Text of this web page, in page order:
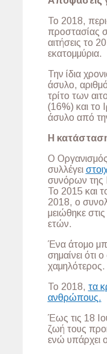
Το 2018,
προστασίας
αιτήσεις το
εκατομμύρια.
Την ίδια
άσυλο,
τρίτο των
(16%) και το
άσυλο από
Η
Ο
συλλέγει
συνόρων της
Το 2015 και
2018, ο
μειώθηκε στις
ετών.
Ένα άτομο
σημαίνει
χαμηλότερος.
Το 2018, τα
ανθρώπους.
Έως τις 18
ζωή τους
ενώ υπάρχει